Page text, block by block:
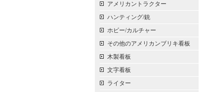
アメリカントラクター
ハンティング/銃
ホビー/カルチャー
その他のアメリカンブリキ看板
木製看板
文字看板
ライター